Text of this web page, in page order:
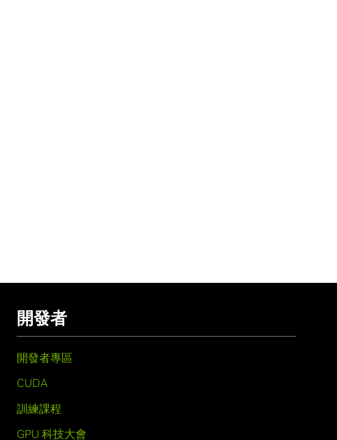
開發者
開發者專區
CUDA
訓練課程
GPU 科技大會